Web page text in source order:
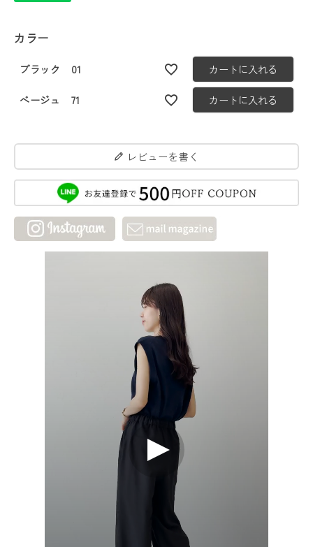
カラー
ブラック 01 カートに入れる
ベージュ 71 カートに入れる
レビューを書く